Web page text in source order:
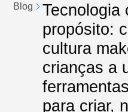
Blog
Tecnologia
propósito:
cultura
crianças a
para criar,